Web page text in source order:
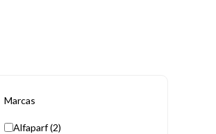
Marcas
Alfaparf (2)